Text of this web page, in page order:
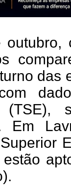
outubro,
das
(TSE),
Em
estão